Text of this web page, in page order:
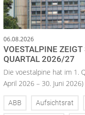
06.08.2026
VOESTALPINE
QUARTAL 2026/27
Die voestalpine hat im 1.
April 2026 – 30. Juni
ABB Aufsichtsrat